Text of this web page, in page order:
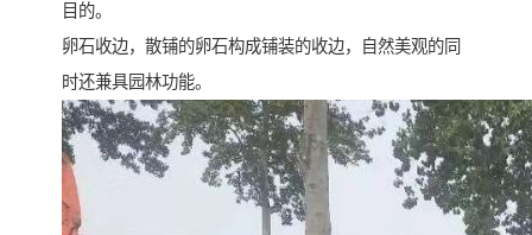
目的。
卵石收边，散铺的卵石构成铺装的收边，自然美观的同
时还兼具园林功能。